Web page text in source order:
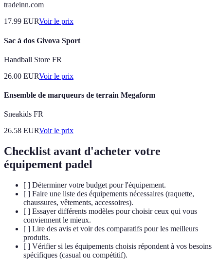
tradeinn.com
17.99 EURVoir le prix
Sac à dos Givova Sport
Handball Store FR
26.00 EURVoir le prix
Ensemble de marqueurs de terrain Megaform
Sneakids FR
26.58 EURVoir le prix
Checklist avant d'acheter votre
équipement padel
[ ] Déterminer votre budget pour l'équipement.
[ ] Faire une liste des équipements nécessaires (raquette,
chaussures, vêtements, accessoires).
[ ] Essayer différents modèles pour choisir ceux qui vous
conviennent le mieux.
[ ] Lire des avis et voir des comparatifs pour les meilleurs
produits.
[ ] Vérifier si les équipements choisis répondent à vos besoins
spécifiques (casual ou compétitif).